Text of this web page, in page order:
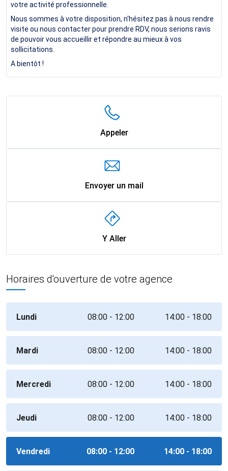
votre activité professionnelle.
Nous sommes à votre disposition, n'hésitez pas à nous rendre
visite ou nous contacter pour prendre RDV, nous serions ravis
de pouvoir vous accueillir et répondre au mieux à vos
sollicitations.
A bientôt !
Appeler
Envoyer un mail
Y Aller
Horaires d'ouverture de votre agence
Lundi 08:00 - 12:00 14:00 - 18:00
Mardi 08:00 - 12:00 14:00 - 18:00
Mercredi 08:00 - 12:00 14:00 - 18:00
Jeudi 08:00 - 12:00 14:00 - 18:00
Vendredi 08:00 - 12:00 14:00 - 18:00